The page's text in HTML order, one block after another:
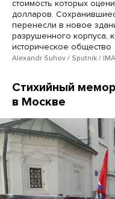
стоимость которых
долларов.
перенесли в новое
разрушенного корпуса,
историческое общество
Alexandr Suhov / Sputnik /
Стихийный
в Москве